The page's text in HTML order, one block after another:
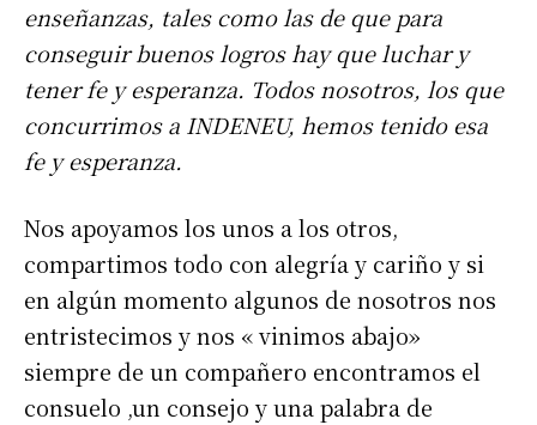
enseñanzas, tales como las de que para
conseguir buenos logros hay que luchar y
tener fe y esperanza. Todos nosotros, los que
concurrimos a INDENEU, hemos tenido esa
fe y esperanza.
Nos apoyamos los unos a los otros,
compartimos todo con alegría y cariño y si
en algún momento algunos de nosotros nos
entristecimos y nos « vinimos abajo»
siempre de un compañero encontramos el
consuelo ,un consejo y una palabra de